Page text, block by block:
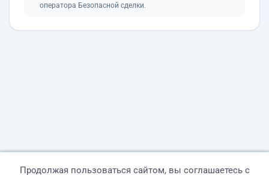
оператора Безопасной сделки.
Продолжая пользоваться сайтом, вы соглашаетесь с